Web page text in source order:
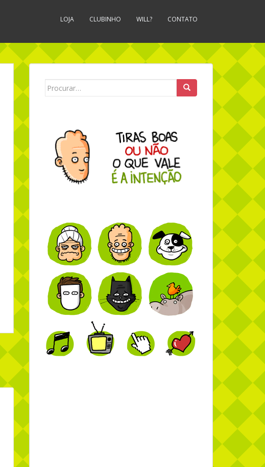
LOJA CLUBINHO WILL? CONTATO
Search for: